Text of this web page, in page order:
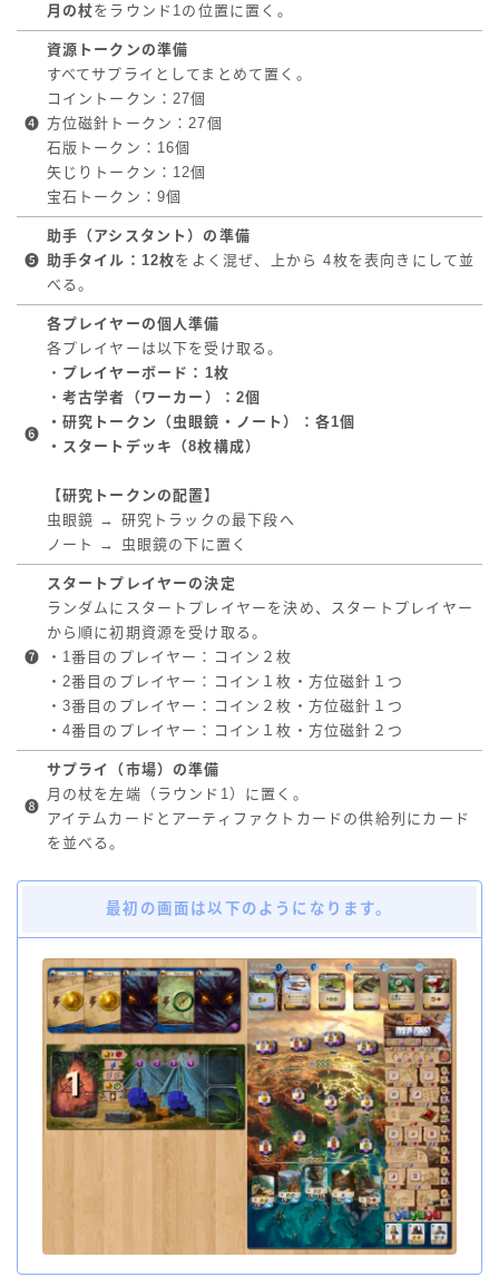
月の杖をラウンド1の位置に置く。
❹
資源トークンの準備
すべてサプライとしてまとめて置く。
コイントークン：27個
方位磁針トークン：27個
石版トークン：16個
矢じりトークン：12個
宝石トークン：9個
❺
助手（アシスタント）の準備
助手タイル：12枚をよく混ぜ、上から 4枚を表向きにして並
べる。
❻
各プレイヤーの個人準備
各プレイヤーは以下を受け取る。
・ プレイヤーボード：1枚
・ 考古学者（ワーカー）：2個
・研究トークン（虫眼鏡・ノート）：各1個
・スタートデッキ（8枚構成）
【研究トークンの配置】
虫眼鏡 → 研究トラックの最下段へ
ノート → 虫眼鏡の下に置く
❼
スタートプレイヤーの決定
ランダムにスタートプレイヤーを決め、スタートプレイヤー
から順に初期資源を受け取る。
・1番目のプレイヤー：コイン２枚
・2番目のプレイヤー：コイン１枚・方位磁針１つ
・3番目のプレイヤー：コイン２枚・方位磁針１つ
・4番目のプレイヤー：コイン１枚・方位磁針２つ
❽
サプライ（市場）の準備
月の杖を左端（ラウンド1）に置く。
アイテムカードとアーティファクトカードの供給列にカード
を並べる。
最初の画面は以下のようになります。